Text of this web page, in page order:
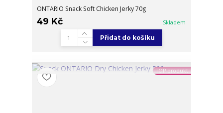
ONTARIO Snack Soft Chicken Jerky 70g
49 Kč Skladem
Přidat do košíku
TOP produkt